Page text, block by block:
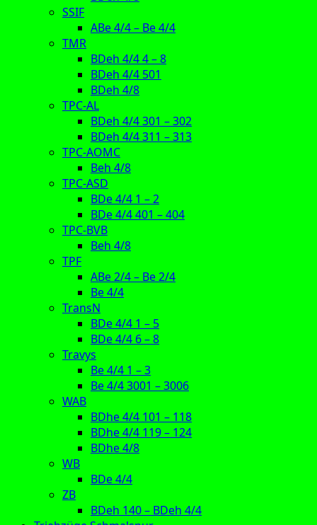
SSIF
ABe 4/4 – Be 4/4
TMR
BDeh 4/4 4 – 8
BDeh 4/4 501
BDeh 4/8
TPC-AL
BDeh 4/4 301 – 302
BDeh 4/4 311 – 313
TPC-AOMC
Beh 4/8
TPC-ASD
BDe 4/4 1 – 2
BDe 4/4 401 – 404
TPC-BVB
Beh 4/8
TPF
ABe 2/4 – Be 2/4
Be 4/4
TransN
BDe 4/4 1 – 5
BDe 4/4 6 – 8
Travys
Be 4/4 1 – 3
Be 4/4 3001 – 3006
WAB
BDhe 4/4 101 – 118
BDhe 4/4 119 – 124
BDhe 4/8
WB
BDe 4/4
ZB
BDeh 140 – BDeh 4/4